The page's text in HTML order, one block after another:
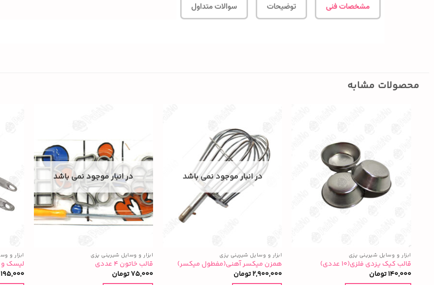
مشخصات فنی توضیحات سوالات متداول
محصولات مشابه
ابزار و وسایل شیرینی پزی
قالب کیک یزدی فلزی(۱۰ عددی)
140,000تومان
در انبار موجود نمی باشد
ابزار و وسایل شیرینی پزی
همزن میکسر آهنی(مفطول میکسر)
2,900,000تومان
در انبار موجود نمی باشد
ابزار و وسایل شیرینی پزی
قالب خاتون ۴ عددی
75,000تومان
ابزار و
لیسک و
195,000